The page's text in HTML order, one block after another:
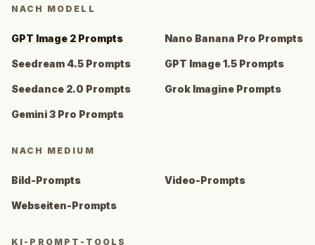
NACH MODELL
GPT Image 2 Prompts Nano Banana Pro Prompts
Seedream 4.5 Prompts GPT Image 1.5 Prompts
Seedance 2.0 Prompts Grok Imagine Prompts
Gemini 3 Pro Prompts
NACH MEDIUM
Bild-Prompts Video-Prompts
Webseiten-Prompts
KI-PROMPT-TOOLS